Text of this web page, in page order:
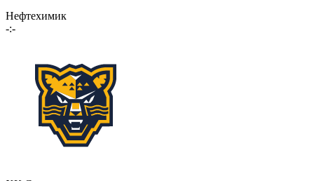
Нефтехимик
-:-